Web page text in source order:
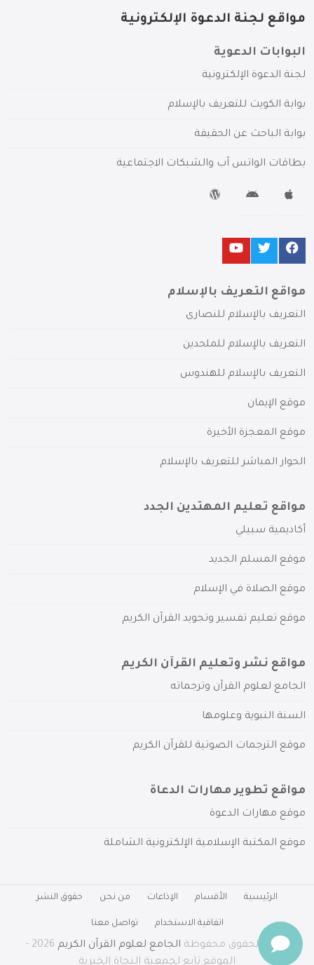
مواقع لجنة الدعوة الإلكترونية
البوابات الدعوية
لجنة الدعوة الإلكترونية
بوابة الكويت للتعريف بالإسلام
بوابة الباحث عن الحقيقة
بطاقات الواتس آب والشبكات الاجتماعية
مواقع التعريف بالإسلام
التعريف بالإسلام للنصارى
التعريف بالإسلام للملحدين
التعريف بالإسلام للهندوس
موقع الإيمان
موقع المعجزة الأخيرة
الحوار المباشر للتعريف بالإسلام
مواقع تعليم المهتدين الجدد
أكاديمية سبيلي
موقع المسلم الجديد
موقع الصلاة في الإسلام
موقع تعليم تفسير وتجويد القرآن الكريم
مواقع نشر وتعليم القرآن الكريم
الجامع لعلوم القرآن وترجماته
السنة النبوية وعلومها
موقع الترجمات الصوتية للقرآن الكريم
مواقع تطوير مهارات الدعاة
موقع مهارات الدعوة
موقع المكتبة الإسلامية الإلكترونية الشاملة
الرئيسية الأقسام الإذاعات من نحن حقوق النشر
اتفاقية الاستخدام تواصل معنا
جميع الحقوق محفوظة الجامع لعلوم القرآن الكريم
2026 -
الموقع تابع لجمعية النجاة الخيرية